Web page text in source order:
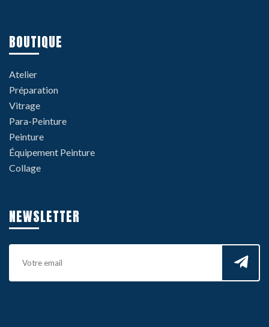
BOUTIQUE
Atelier
Préparation
Vitrage
Para-Peinture
Peinture
Équipement Peinture
Collage
NEWSLETTER